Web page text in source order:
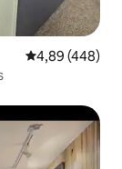
4,89 de uma
4,89 (448)